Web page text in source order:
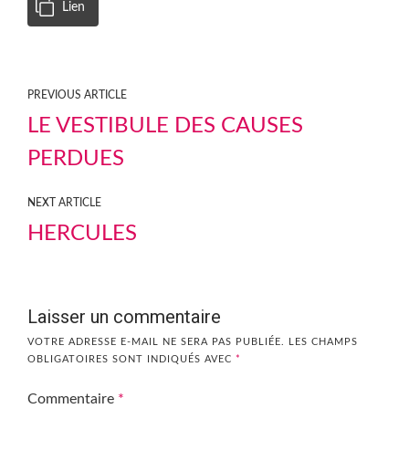
Lien
PREVIOUS ARTICLE
LE VESTIBULE DES CAUSES
PERDUES
NEXT ARTICLE
HERCULES
Laisser un commentaire
VOTRE ADRESSE E-MAIL NE SERA PAS PUBLIÉE.
LES CHAMPS
OBLIGATOIRES SONT INDIQUÉS AVEC *
Commentaire *